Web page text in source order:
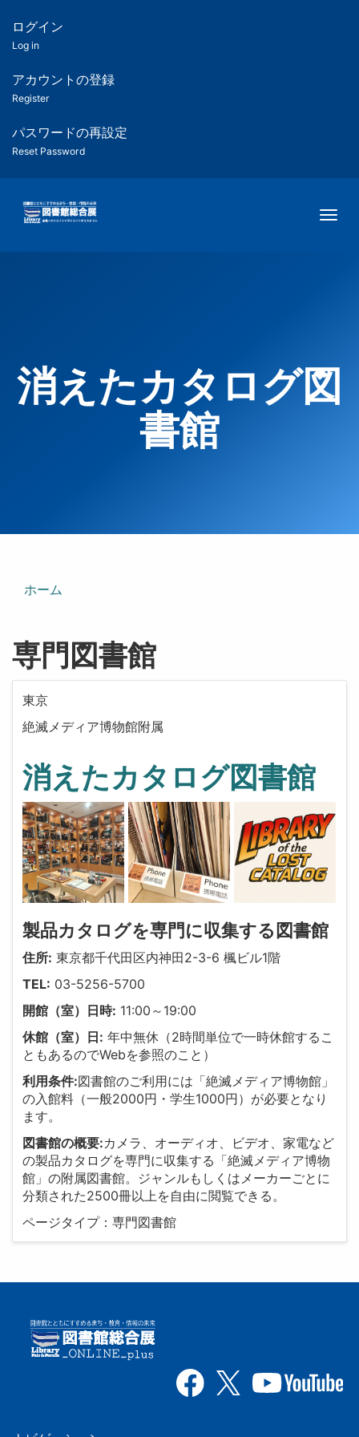
ツ
匿
名
ユ
ー
ー
用
メ
ログイン
Log in
アカウントの登録
Register
パスワードの再設定
Reset Password
消えたカタログ図
書館
ホーム
専門図書館
東京
絶滅メディア博物館附属
消えたカタログ図書館
製品カタログを専門に収集する図書館
住所: 東京都千代田区内神田2-3-6 楓ビル1階
TEL: 03-5256-5700
開館（室）日時: 11:00～19:00
休館（室）日: 年中無休（2時間単位で一時休館するこ
ともあるのでWebを参照のこと）
利用条件:図書館のご利用には「絶滅メディア博物館」
の入館料（一般2000円・学生1000円）が必要となり
ます。
図書館の概要:カメラ、オーディオ、ビデオ、家電など
の製品カタログを専門に収集する「絶滅メディア博物
館」の附属図書館。ジャンルもしくはメーカーごとに
分類された2500冊以上を自由に閲覧できる。
ページタイプ：専門図書館